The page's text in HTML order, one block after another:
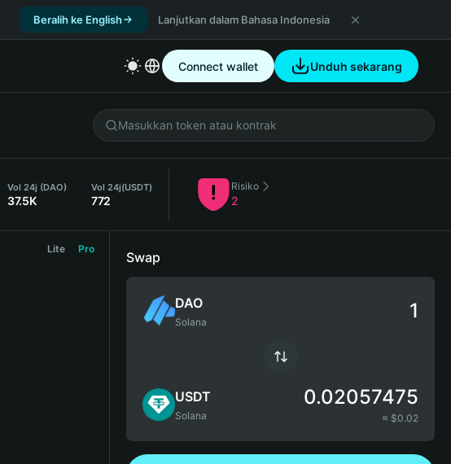
Beralih ke English Lanjutkan dalam Bahasa Indonesia
Connect wallet Unduh sekarang
Vol 24j (DAO)
37.5K
Vol 24j(USDT)
772
Risiko
2
Lite Pro
Swap
DAO
Solana
USDT
Solana
0.02057475
≈ $0.02